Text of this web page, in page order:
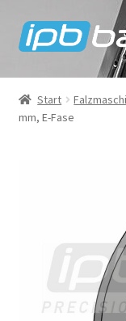
Zur
Navigation
Zum
Inhalt
Mein Konto
Warenkorb
Start
mm, E-Fase